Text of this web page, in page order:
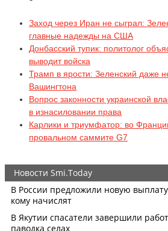
Заход через Иран не сыграл:
главные надежды на США
Донбасский тупик: политолог
выводит войска
Трамп в ярости: Зеленский даже
Вашингтона
Вопрос законности украинской
в изнасиловании права
Карлики и триумфатор: во
провальном саммите G7